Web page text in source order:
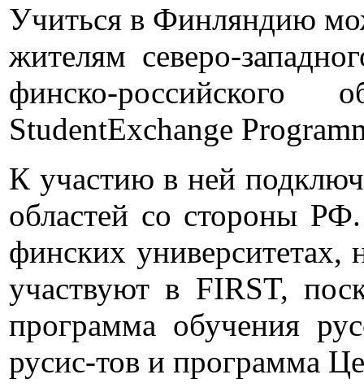
Учиться в Финляндию
жителям северо-
финско-российского
StudentExchange
К участию в ней
областей со стороны
финских
участвуют в FIRST,
программа обучения
русис-тов и программа